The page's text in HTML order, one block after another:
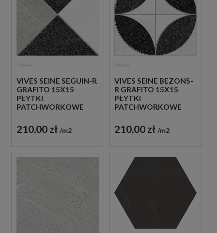
VIVES SEINE SEGUIN-R
GRAFITO 15X15
PŁYTKI
PATCHWORKOWE
210,00 zł m2
VIVES SEINE BEZONS-
R GRAFITO 15X15
PŁYTKI
PATCHWORKOWE
210,00 zł m2